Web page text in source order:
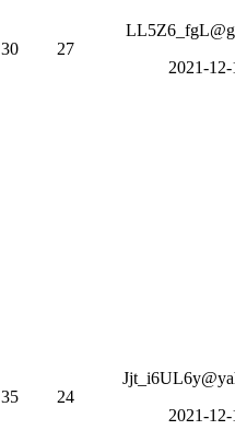
30 27
2021-12-
35 24
2021-12-